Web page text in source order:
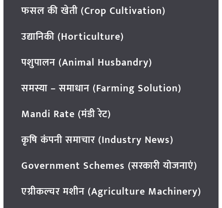
फसल की खेती (Crop Cultivation)
उद्यानिकी (Horticulture)
पशुपालन (Animal Husbandry)
समस्या – समाधान (Farming Solution)
Mandi Rate (मंडी रेट)
कृषि कंपनी समाचार (Industry News)
Government Schemes (सरकारी योजनाएं)
एग्रीकल्चर मशीन (Agriculture Machinery)